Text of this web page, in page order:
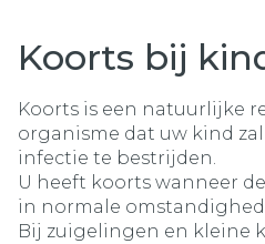
Koorts bij
Koorts is een natuurlijke
organisme dat uw kind
infectie te bestrijden.
U heeft koorts wanneer
in normale
Bij zuigelingen en kleine